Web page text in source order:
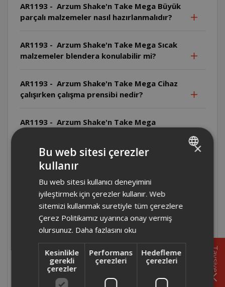
AR1193 - Arzum Shake'n Take Mega Büyük
parçalı malzemeler nasıl hazırlanmalıdır?
AR1193 - Arzum Shake'n Take Mega Sıcak
malzemeler blendera konulabilir mi?
AR1193 - Arzum Shake'n Take Mega Cihaz
çalışırken çalışma prensibi nedir?
AR1193 - Arzum Shake'n Take Mega
AR1193 - Arzum Shake'n Take Mega
Temizlikte hangi malzemeler
kullanılmamalıdır?
AR1193 - Arzum Shake'n Take Mega Bıçak
nasıl temizlenmelidir?
AR1193 - Arzum Shake'n Take Mega
Temizlik öncesi ne yapılmalıdır?
Tavsiye
×
Bu web sitesi çerezler
kullanır
Bu web sitesi kullanıcı deneyimini
iyileştirmek için çerezler kullanır. Web
sitemizi kullanmak suretiyle tüm çerezlere
Çerez Politikamız uyarınca onay vermiş
olursunuz. Daha fazlasını oku
Kesinlikle
gerekli
çerezler
Performans
çerezleri
Hedefleme
çerezleri